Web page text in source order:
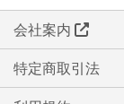
会社案内
特定商取引法